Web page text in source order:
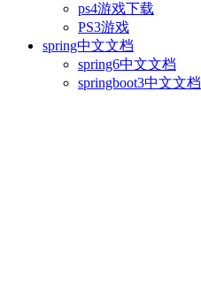
ps4游戏下载
PS3游戏
spring中文文档
spring6中文文档
springboot3中文文档